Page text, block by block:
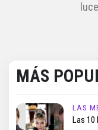
MÁS
LAS
Las 10